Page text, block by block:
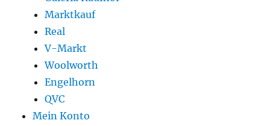
Marktkauf
Real
V-Markt
Woolworth
Engelhorn
QVC
Mein Konto